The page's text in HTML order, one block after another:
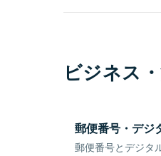
ビジネス
郵便番号・デジ
郵便番号とデジタ